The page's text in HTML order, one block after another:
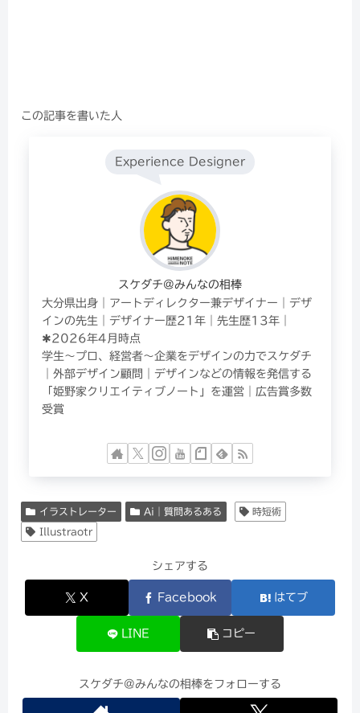
この記事を書いた人
Experience Designer
スケダチ@みんなの相棒
大分県出身｜アートディレクター兼デザイナー｜デザ
インの先生｜デザイナー歴21年｜先生歴13年｜
✱2026年4月時点
学生〜プロ、経営者〜企業をデザインの力でスケダチ
｜外部デザイン顧問｜デザインなどの情報を発信する
「姫野家クリエイティブノート」を運営｜広告賞多数
受賞
イラストレーター Ai｜質問あるある 時短術
Illustraotr
シェアする
X Facebook はてブ
LINE コピー
スケダチ@みんなの相棒をフォローする